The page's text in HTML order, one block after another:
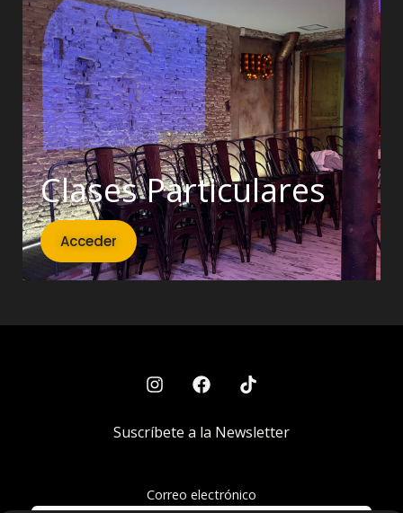
Clases Particulares
Acceder
Suscríbete a la Newsletter
Correo electrónico